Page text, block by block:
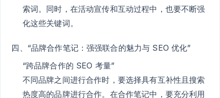
索词。同时，在活动宣传和互动过程中，也要不断强
化这些关键词。
四、“品牌合作笔记：强强联合的魅力与 SEO 优化”
“跨品牌合作的 SEO 考量”
不同品牌之间进行合作时，要选择具有互补性且搜索
热度高的品牌进行合作。在合作笔记中，要充分利用